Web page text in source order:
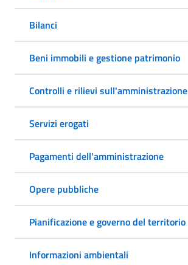
Bilanci
Beni immobili e gestione patrimonio
Controlli e rilievi sull'amministrazione
Servizi erogati
Pagamenti dell'amministrazione
Opere pubbliche
Pianificazione e governo del territorio
Informazioni ambientali